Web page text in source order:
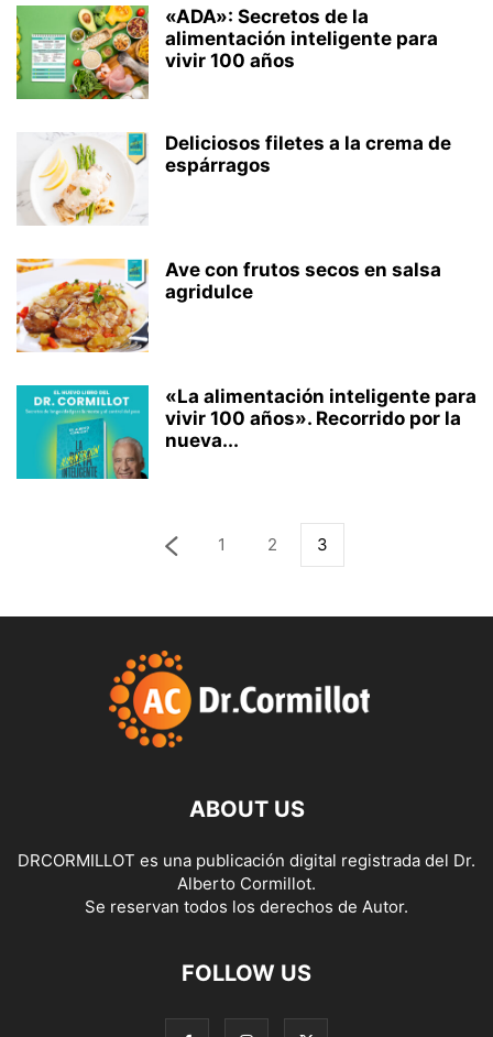
«ADA»: Secretos de la
alimentación inteligente para
vivir 100 años
Deliciosos filetes a la crema de
espárragos
Ave con frutos secos en salsa
agridulce
«La alimentación inteligente para
vivir 100 años». Recorrido por la
nueva...
1 2 3
ABOUT US
DRCORMILLOT es una publicación digital registrada del Dr.
Alberto Cormillot.
Se reservan todos los derechos de Autor.
FOLLOW US